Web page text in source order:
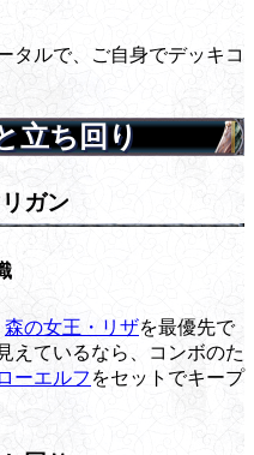
タルで、ご自身でデッキコ
立ち回り
ガン
森の女王・リザを最優先で
えているなら、コンボのた
ーエルフ をセットでキープ